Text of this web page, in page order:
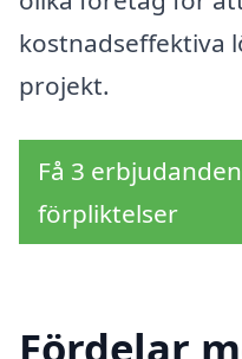
kostnadseffektiva
projekt.
Få 3
förpliktelser
Fördelar